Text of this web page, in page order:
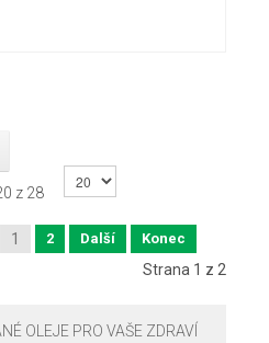
z 28
1 2 Další Konec
Strana 1 z 2
OLEJE PRO VAŠE ZDRAVÍ